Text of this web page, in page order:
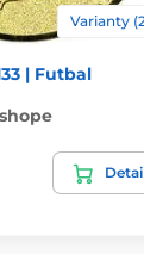
Varianty
| Futbal